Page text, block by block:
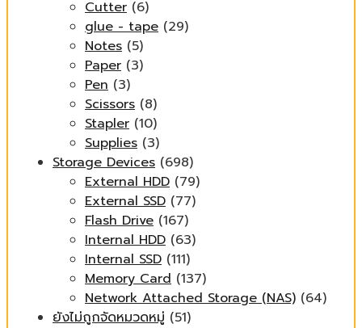
Cutter (6)
glue - tape (29)
Notes (5)
Paper (3)
Pen (3)
Scissors (8)
Stapler (10)
Supplies (3)
Storage Devices (698)
External HDD (79)
External SSD (77)
Flash Drive (167)
Internal HDD (63)
Internal SSD (111)
Memory Card (137)
Network Attached Storage (NAS) (64)
ยังไม่ถูกจัดหมวดหมู่ (51)